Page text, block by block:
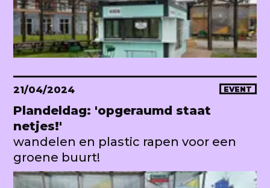
21/04/2024 EVENT
Plandeldag: 'opgeraumd staat
netjes!'
wandelen en plastic rapen voor een
groene buurt!